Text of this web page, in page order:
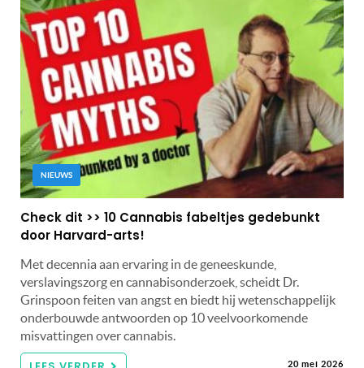
NIEUWS
Check dit >> 10 Cannabis fabeltjes gedebunkt
door Harvard-arts!
Met decennia aan ervaring in de geneeskunde,
verslavingszorg en cannabisonderzoek, scheidt Dr.
Grinspoon feiten van angst en biedt hij wetenschappelijk
onderbouwde antwoorden op 10 veelvoorkomende
misvattingen over cannabis.
20 mei 2026